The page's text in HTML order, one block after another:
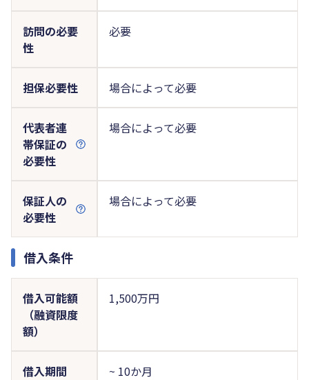
訪問の必要
性
必要
担保必要性 場合によって必要
代表者連
帯保証の
必要性
場合によって必要
保証人の
必要性
場合によって必要
借入条件
借入可能額
（融資限度
額）
1,500万円
借入期間 ~ 10か月